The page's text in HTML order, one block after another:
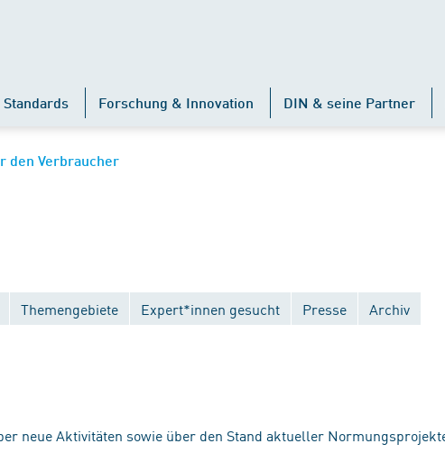
Forschung & Innovation DIN & seine Partner
den Verbraucher
Themengebiete Expert*innen gesucht Presse Archiv
neue Aktivitäten sowie über den Stand aktueller